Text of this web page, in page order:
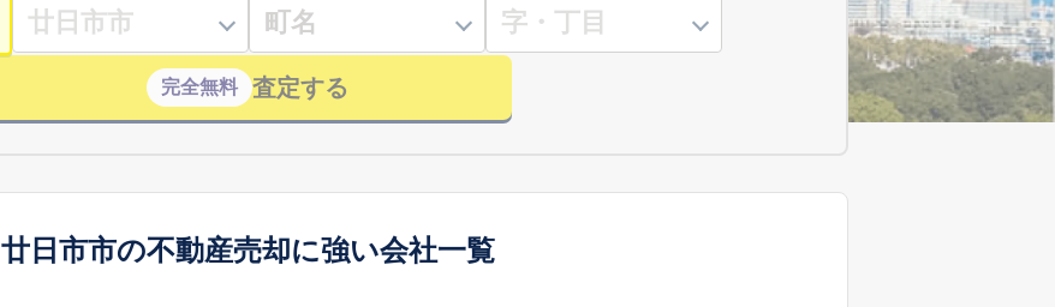
完全無料 査定する
廿日市市の不動産売却に強い会社一覧